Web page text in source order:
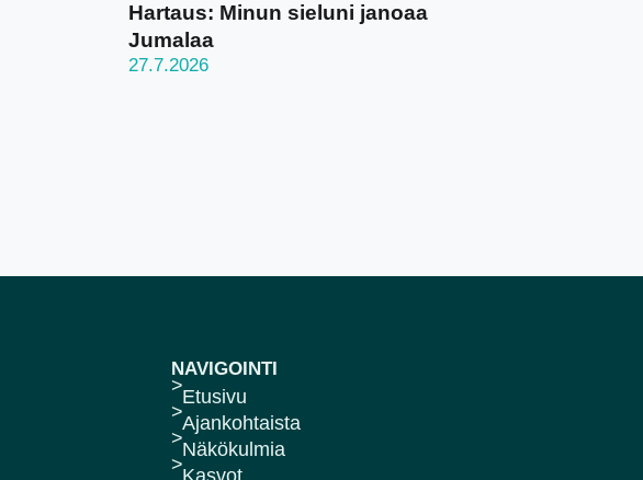
Hartaus: Minun sieluni janoaa
Jumalaa
27.7.2026
NAVIGOINTI
Etusivu
Ajankohtaista
Näkökulmia
Kasvot